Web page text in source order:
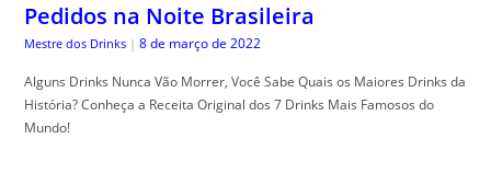
Pedidos na Noite Brasileira
Mestre dos Drinks | 8 de março de 2022
Alguns Drinks Nunca Vão Morrer, Você Sabe Quais os Maiores Drinks da
História? Conheça a Receita Original dos 7 Drinks Mais Famosos do
Mundo!